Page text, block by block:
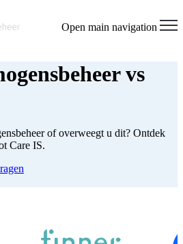
Open main navigation
vs
of overweegt u dit? Ontdek
Care IS.